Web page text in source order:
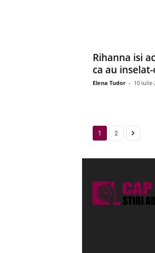
Rihanna isi
ca au
Elena Tudor - 10 iulie
1 2